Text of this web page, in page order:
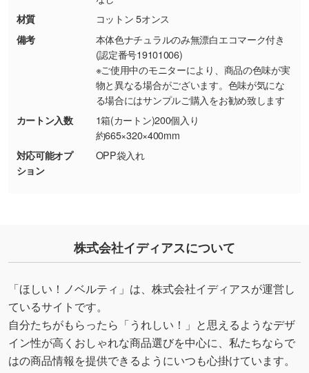
り抜き処理が可能です。→詳しく見る
・持っているデータの背景が足りない／塗り足
しの作り方が分からない
印刷したいデータが印刷範囲よりも小さい場
合、シンプルな色・柄の背景であれば拡張が可
能です。→
詳しく見る
・デザインにQRコードを入れたい／QRコード
を生成してほしい
材質
コットン 5オンス
備考
本体色ナチュラルのみ無漂白エコマーク付き
(認定番号19101006)
※ご使用中のモニターにより、商品の色味が実
物と異なる場合がございます。色味が気にな
る場合にはサンプルご購入をお勧め致します
カートン入数
1箱(カートン)200個入り
約665×320×400mm
対応可能オプ
ション
OPP袋入れ
株式会社イディアスについて
「ほしい！ノベルティ」は、株式会社イディアスが運営し
ているサイトです。
自分たちがもらったら「うれしい！」と思えるようなデザ
イン性が高くおしゃれな商品選びを中心に、私たちならで
はの商品情報を提供できるようにいつも心掛けています。